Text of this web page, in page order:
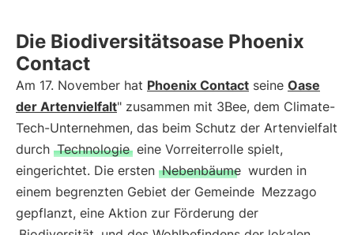
Die Biodiversitätsoase Phoenix
Contact
Am 17. November hat Phoenix Contact seine Oase
der Artenvielfalt" zusammen mit 3Bee, dem Climate-
Tech-Unternehmen, das beim Schutz der Artenvielfalt
durch Technologie eine Vorreiterrolle spielt,
eingerichtet. Die ersten Nebenbäume wurden in
einem begrenzten Gebiet der Gemeinde Mezzago
gepflanzt, eine Aktion zur Förderung der